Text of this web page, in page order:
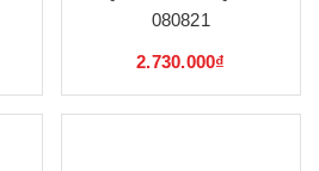
080821
2.730.000₫